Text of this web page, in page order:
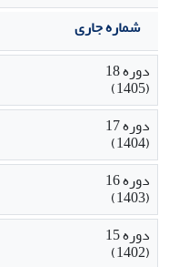
شماره جاری
دوره 18
(1405)
دوره 17
(1404)
دوره 16
(1403)
دوره 15
(1402)